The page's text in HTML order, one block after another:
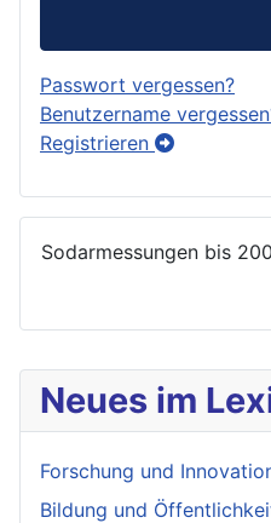
Neues im
Forschung und
Bildung und
Passwort vergessen?
Benutzername
Registrieren
Sodarmessungen bis